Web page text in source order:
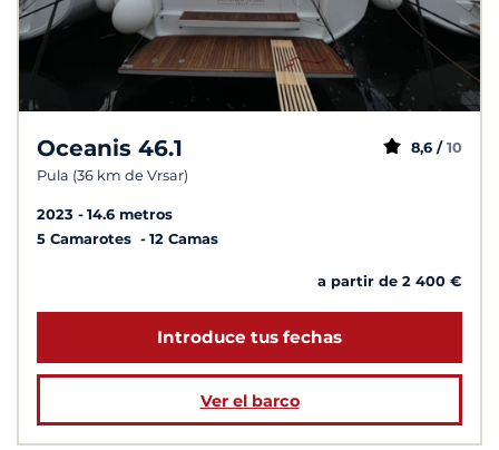
Oceanis 46.1
Pula (36 km de Vrsar)
8,6 / 10
2023
14.6 metros
5 Camarotes
12 Camas
a partir de 2 400 €
Introduce tus fechas
Ver el barco